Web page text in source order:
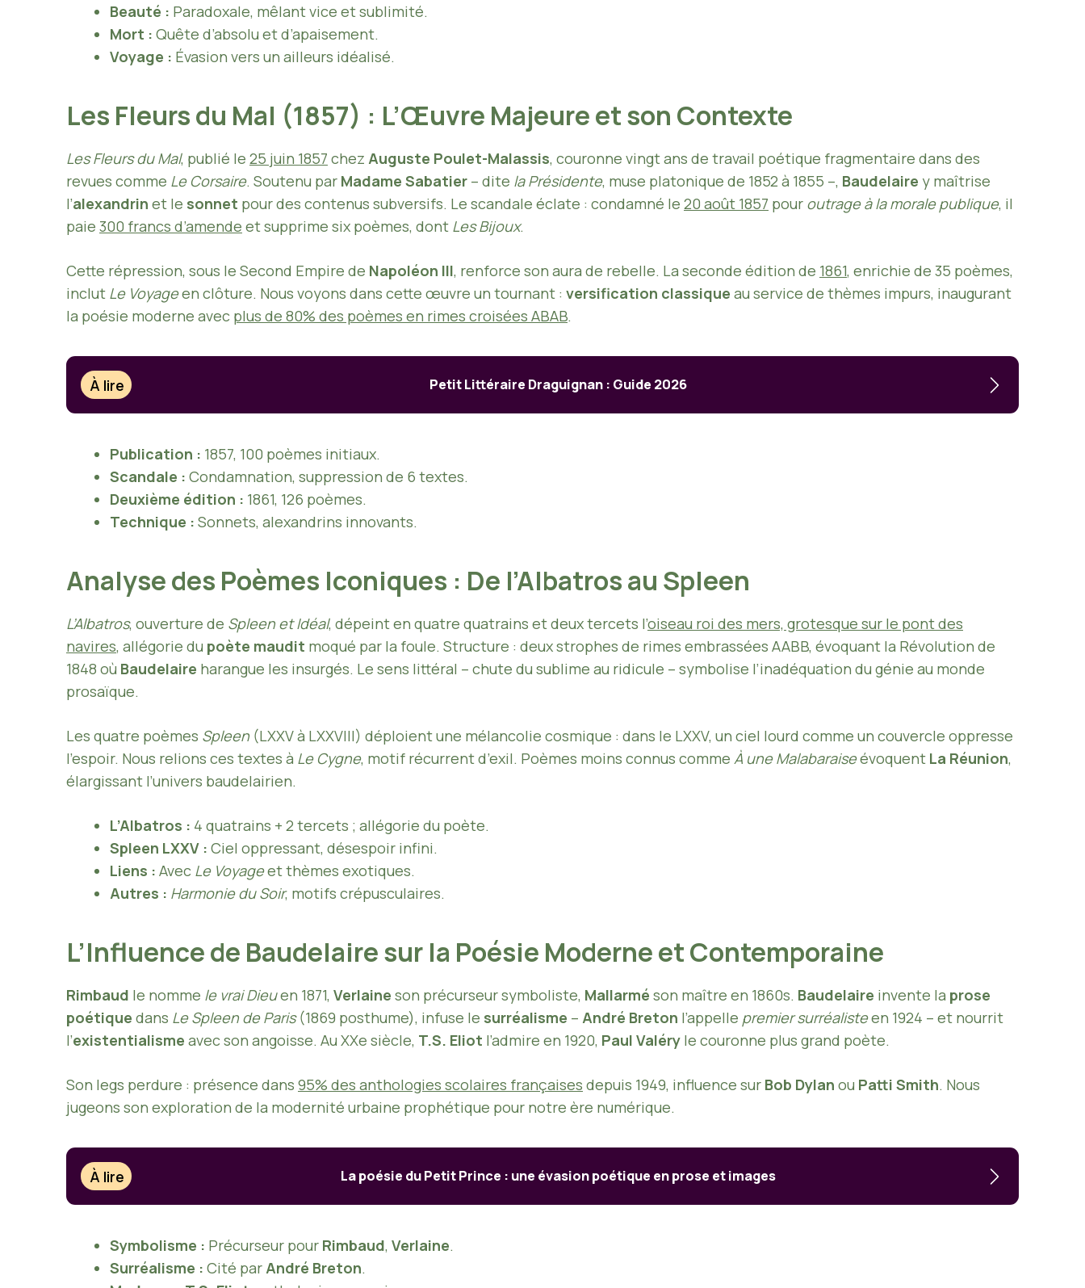
Beauté : Paradoxale, mêlant vice et sublimité.
Mort : Quête d’absolu et d’apaisement.
Voyage : Évasion vers un ailleurs idéalisé.
Les Fleurs du Mal (1857) : L’Œuvre Majeure et son Contexte
Les Fleurs du Mal, publié le 25 juin 1857 chez Auguste Poulet-Malassis, couronne vingt ans de travail poétique fragmentaire dans des
revues comme Le Corsaire. Soutenu par Madame Sabatier – dite la Présidente, muse platonique de 1852 à 1855 –, Baudelaire y maîtrise
l’alexandrin et le sonnet pour des contenus subversifs. Le scandale éclate : condamné le 20 août 1857 pour outrage à la morale publique, il
paie 300 francs d’amende et supprime six poèmes, dont Les Bijoux.
Cette répression, sous le Second Empire de Napoléon III, renforce son aura de rebelle. La seconde édition de 1861, enrichie de 35 poèmes,
inclut Le Voyageen clôture. Nous voyons dans cette œuvre un tournant : versification classique au service de thèmes impurs, inaugurant
la poésie moderne avec plus de 80% des poèmes en rimes croisées ABAB.
À lire Petit Littéraire Draguignan : Guide 2026
Publication : 1857, 100 poèmes initiaux.
Scandale : Condamnation, suppression de 6 textes.
Deuxième édition : 1861, 126 poèmes.
Technique : Sonnets, alexandrins innovants.
Analyse des Poèmes Iconiques : De l’Albatros au Spleen
L’Albatros, ouverture de Spleen et Idéal, dépeint en quatre quatrains et deux tercets l’oiseau roi des mers, grotesque sur le pont des
navires, allégorie du poète maudit moqué par la foule. Structure : deux strophes de rimes embrassées AABB, évoquant la Révolution de
1848 où Baudelaire harangue les insurgés. Le sens littéral – chute du sublime au ridicule – symbolise l’inadéquation du génie au monde
prosaïque.
Les quatre poèmes Spleen (LXXV à LXXVIII) déploient une mélancolie cosmique : dans le LXXV, un ciel lourd comme un couvercle oppresse
l’espoir. Nous relions ces textes à Le Cygne, motif récurrent d’exil. Poèmes moins connus comme À une Malabaraiseévoquent La Réunion,
élargissant l’univers baudelairien.
L’Albatros : 4 quatrains + 2 tercets ; allégorie du poète.
Spleen LXXV : Ciel oppressant, désespoir infini.
Liens : Avec Le Voyageet thèmes exotiques.
Autres : Harmonie du Soir, motifs crépusculaires.
L’Influence de Baudelaire sur la Poésie Moderne et Contemporaine
Rimbaud le nomme le vrai Dieuen 1871, Verlaine son précurseur symboliste, Mallarmé son maître en 1860s. Baudelaire invente la prose
poétique dans Le Spleen de Paris(1869 posthume), infuse le surréalisme – André Breton l’appelle premier surréalisteen 1924 – et nourrit
l’existentialisme avec son angoisse. Au XXe siècle, T.S. Eliot l’admire en 1920, Paul Valéry le couronne plus grand poète.
Son legs perdure : présence dans 95% des anthologies scolaires françaises depuis 1949, influence sur Bob Dylan ou Patti Smith. Nous
jugeons son exploration de la modernité urbaine prophétique pour notre ère numérique.
À lire La poésie du Petit Prince : une évasion poétique en prose et images
Symbolisme : Précurseur pour Rimbaud, Verlaine.
Surréalisme : Cité par André Breton.